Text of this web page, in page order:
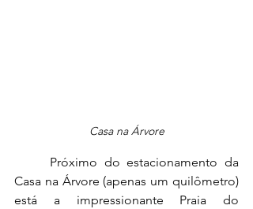
Casa na Árvore
Casa na Árvore (apenas um quilômetro)
está a impressionante Praia do